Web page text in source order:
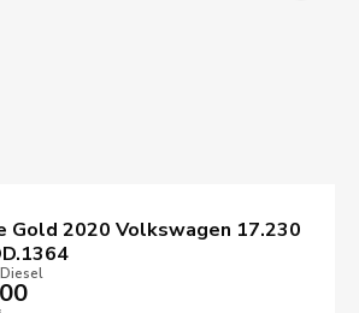
Gold 2020 Volkswagen 17.230
Diesel